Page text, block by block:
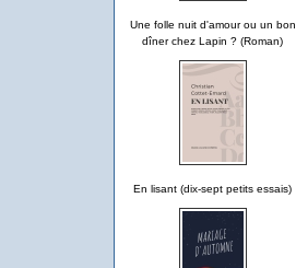
Une folle nuit d'amour ou un bon
dîner chez Lapin ? (Roman)
En lisant (dix-sept petits essais)